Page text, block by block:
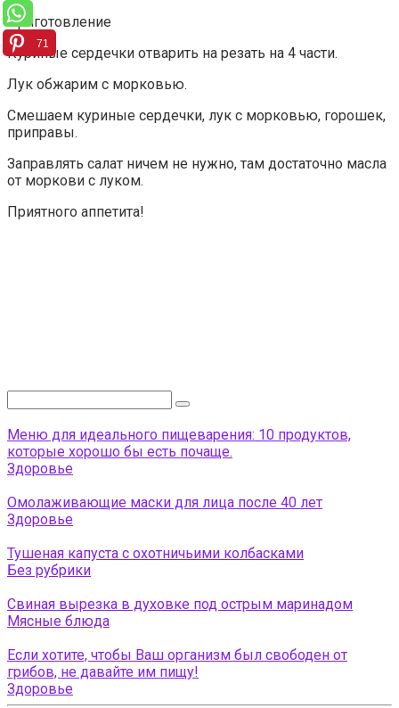
Приготовление
Куриные сердечки отварить на резать на 4 части.
Лук обжарим с морковью.
Смешаем куриные сердечки, лук с морковью, горошек,
приправы.
Заправлять салат ничем не нужно, там достаточно масла
от моркови с луком.
Приятного аппетита!
Меню для идеального пищеварения: 10 продуктов,
которые хорошо бы есть почаще.
Здоровье
Омолаживающие маски для лица после 40 лет
Здоровье
Тушеная капуста с охотничьими колбасками
Без рубрики
Свиная вырезка в духовке под острым маринадом
Мясные блюда
Если хотите, чтобы Ваш организм был свободен от
грибов, не давайте им пищу!
Здоровье
71